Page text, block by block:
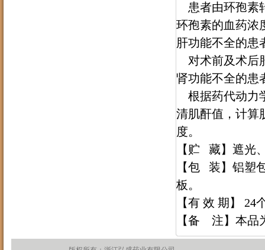
患者由环孢素
环孢素的血药浓
肝功能不全的患
对术前及术后
肾功能不全的患
根据药代动力
清肌酐值，计算
度。
【贮 藏】 遮光
【包 装】 铝塑
板。
【有 效 期】 24
【备 注】本品